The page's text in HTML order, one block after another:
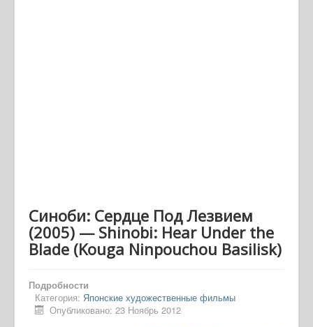
Синоби: Сердце Под Лезвием
(2005) — Shinobi: Hear Under the
Blade (Kouga Ninpouchou Basilisk)
Подробности
Категория: Японские художественные фильмы
Опубликовано: 23 Ноябрь 2012